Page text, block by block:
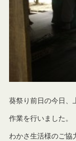
葵祭り前日の今日、
作業を行いました。
わかさ生活様のご協